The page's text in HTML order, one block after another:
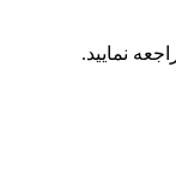
نمایید.